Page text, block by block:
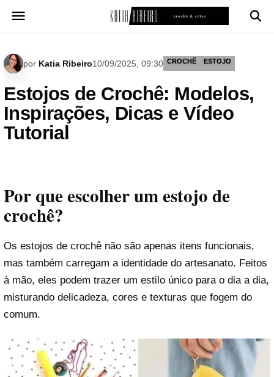
para
por Katia Ribeiro10/09/2025, 09:30 CROCHÊ ESTOJO
Estojos de Crochê: Modelos,
Inspirações, Dicas e Vídeo
Tutorial
Por que escolher um estojo de
crochê?
Os estojos de crochê não são apenas itens funcionais,
mas também carregam a identidade do artesanato. Feitos
à mão, eles podem trazer um estilo único para o dia a dia,
misturando delicadeza, cores e texturas que fogem do
comum.